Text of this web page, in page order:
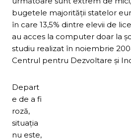
bugetele majorităţii statelor
în care 13,5% dintre elevii de
au acces la computer doar la
studiu realizat în noiembrie
Centrul pentru Dezvoltare şi
Depart
e de a fi
roză,
situaţia
nu este,